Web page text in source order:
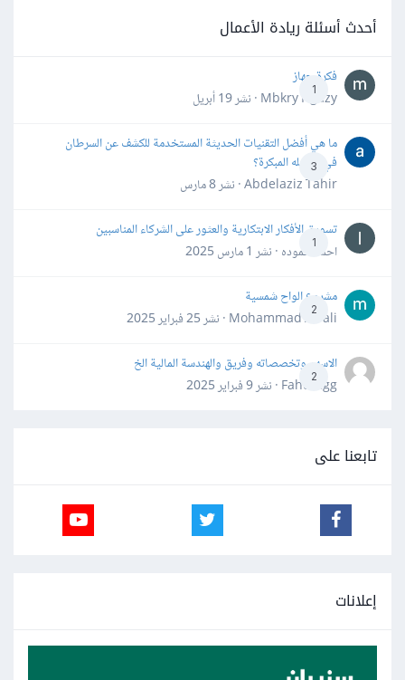
أحدث أسئلة ريادة الأعمال
1
فكرة جهاز
Mbkry Hgazy · نشر
19 أبريل
3
ما هي أفضل التقنيات الحديثة المستخدمة للكشف عن السرطان
في مراحله المبكرة؟
Abdelaziz Tahir · نشر
8 مارس
1
تسويق الأفكار الابتكارية والعثور على الشركاء المناسبين
احمد حموده · نشر 1 مارس 2025
2
مشروع الواح شمسية
Mohammad Awali · نشر
25 فبراير 2025
2
الاسهم وتخصصاته وفريق والهندسة المالية الخ
Fahd Ggg · نشر
9 فبراير 2025
تابعنا على
إعلانات